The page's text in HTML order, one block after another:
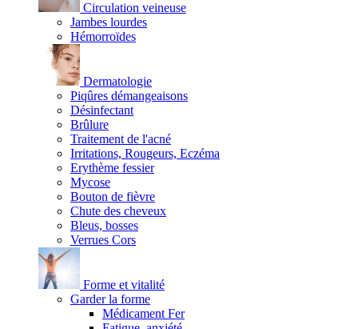
Circulation veineuse
Jambes lourdes
Hémorroïdes
Dermatologie
Piqûres démangeaisons
Désinfectant
Brûlure
Traitement de l'acné
Irritations, Rougeurs, Eczéma
Erythème fessier
Mycose
Bouton de fièvre
Chute des cheveux
Bleus, bosses
Verrues Cors
Forme et vitalité
Garder la forme
Médicament Fer